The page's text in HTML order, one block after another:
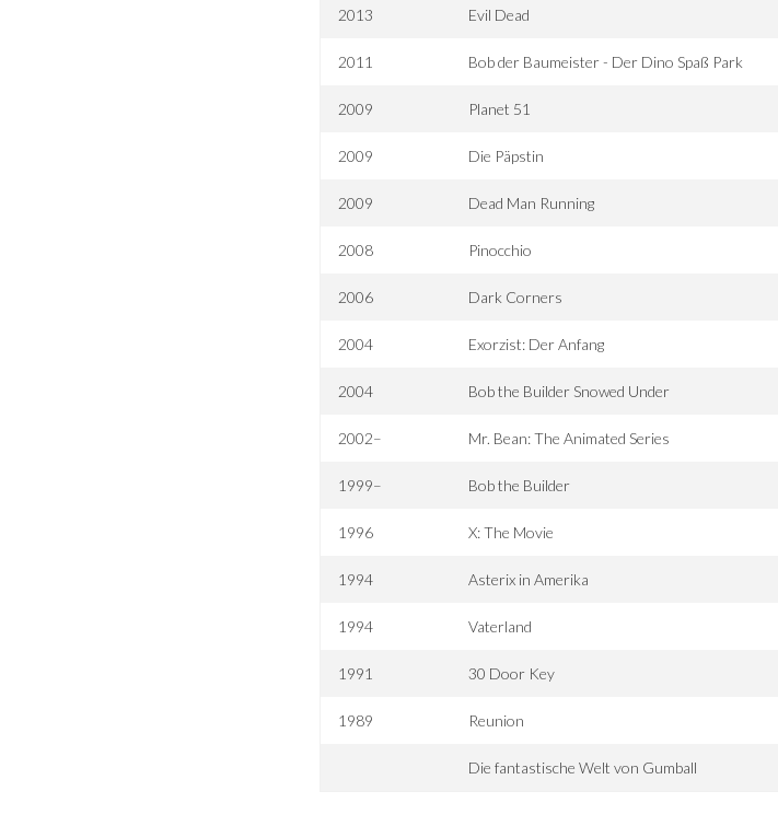
2013 Evil Dead
2011 Bob der Baumeister - Der Dino Spaß Park
2009 Planet 51
2009 Die Päpstin
2009 Dead Man Running
2008 Pinocchio
2006 Dark Corners
2004 Exorzist: Der Anfang
2004 Bob the Builder Snowed Under
2002– Mr. Bean: The Animated Series
1999– Bob the Builder
1996 X: The Movie
1994 Asterix in Amerika
1994 Vaterland
1991 30 Door Key
1989 Reunion
Die fantastische Welt von Gumball